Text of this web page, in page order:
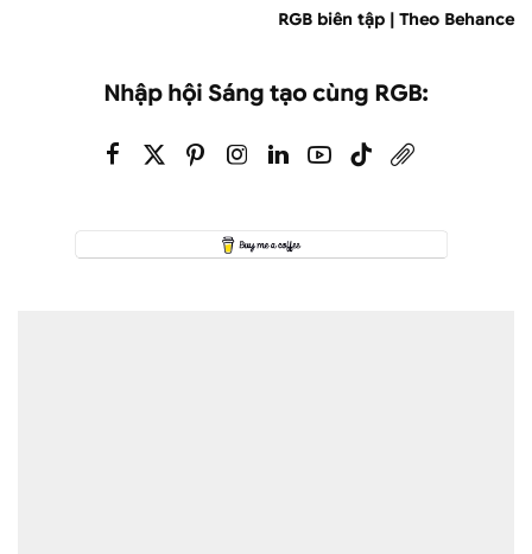
RGB biên tập | Theo Behance
Nhập hội Sáng tạo cùng RGB: